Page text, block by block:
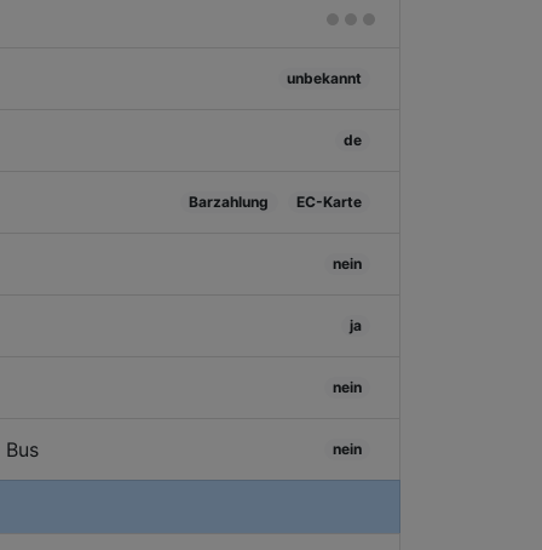
unbekannt
de
Barzahlung EC-Karte
nein
ja
nein
nein